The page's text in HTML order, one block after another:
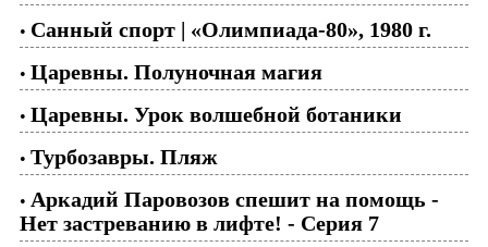
• Санный спорт | «Олимпиада-80», 1980 г.
• Царевны. Полуночная магия
• Царевны. Урок волшебной ботаники
• Турбозавры. Пляж
• Аркадий Паровозов спешит на помощь -
Нет застреванию в лифте! - Серия 7